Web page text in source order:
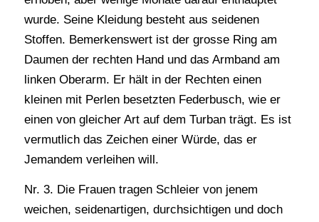
wurde. Seine Kleidung besteht aus seidenen
Stoffen. Bemerkenswert ist der grosse Ring am
Daumen der rechten Hand und das Armband am
linken Oberarm. Er hält in der Rechten einen
kleinen mit Perlen besetzten Federbusch, wie er
einen von gleicher Art auf dem Turban trägt. Es ist
vermutlich das Zeichen einer Würde, das er
Jemandem verleihen will.
Nr. 3. Die Frauen tragen Schleier von jenem
weichen, seidenartigen, durchsichtigen und doch